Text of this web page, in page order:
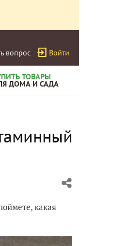
вопрос Войти
ТОВАРЫ
ДОМА И САДА
какая